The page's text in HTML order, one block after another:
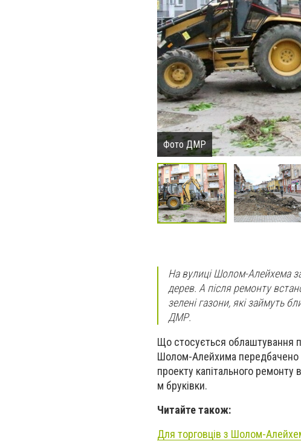
Фото ДМР
На вулиці Шолом-Алейхема
дерев. А після ремонту
зелені газони, які займуть
ДМР.
Що стосується облаштування
Шолом-Алейхима передбачено
проекту капітального
м бруківки.
Читайте також:
Для торговців з Шолом-